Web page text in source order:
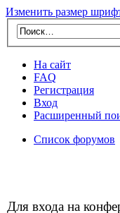
Изменить размер
На сайт
FAQ
Регистрация
Вход
Расширенный
Список форумов
Для входа на